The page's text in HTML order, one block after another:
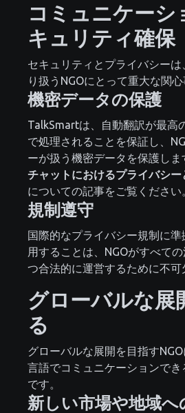
コミュニケーシ
キュリティ確保
セキュリティとプライバシー
り扱うNGOにとって重大な関心
機密データの保護
TalkSmartは、自動翻訳が最高
で処理されることを保証し、
ーが扱う機密データを保護しま
チャットにおけるプライバシ
についての記事をご覧ください
規制遵守
国際的なプライバシー規制に
用することは、NGOがすべて
つ合法的に運営するために不可
グローバルな展
る
グローバルな展開を目指す
言語でコミュニケーションで
です。
新しい市場や地域へ